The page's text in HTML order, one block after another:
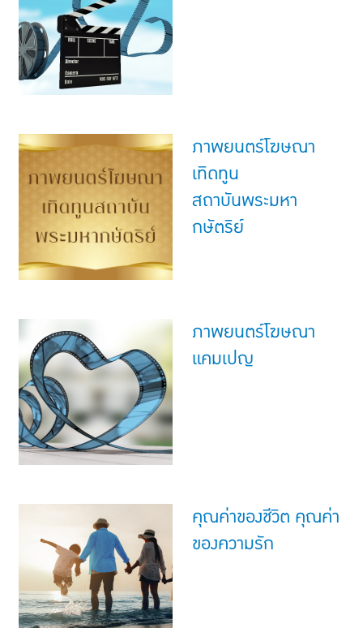
เลือกแบบประกันที่เหมาะกับคุณ
TL Learning Center
ภาพยนตร์โฆษณา
เทิดทูน
สถาบันพระมหา
กษัตริย์
ภาพยนตร์โฆษณา
แคมเปญ
คุณค่าของชีวิต คุณค่า
ของความรัก